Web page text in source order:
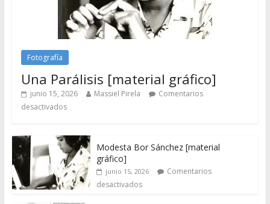
Fotografía
Una Parálisis [material gráfico]
junio 15, 2026 Massiel Pirela
Comentarios
desactivados
Modesta Bor Sánchez [material
gráfico]
junio 15, 2026
Comentarios
desactivados